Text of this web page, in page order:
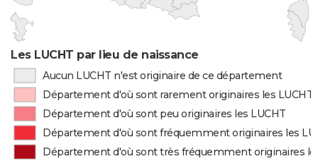
Les LUCHT par lieu de naissance
Aucun LUCHT n'est originaire de ce département
Département d'où sont rarement originaires les LUCHT
Département d'où sont peu originaires les LUCHT
Département d'où sont fréquemment originaires les
Département d'où sont très fréquemment originaires